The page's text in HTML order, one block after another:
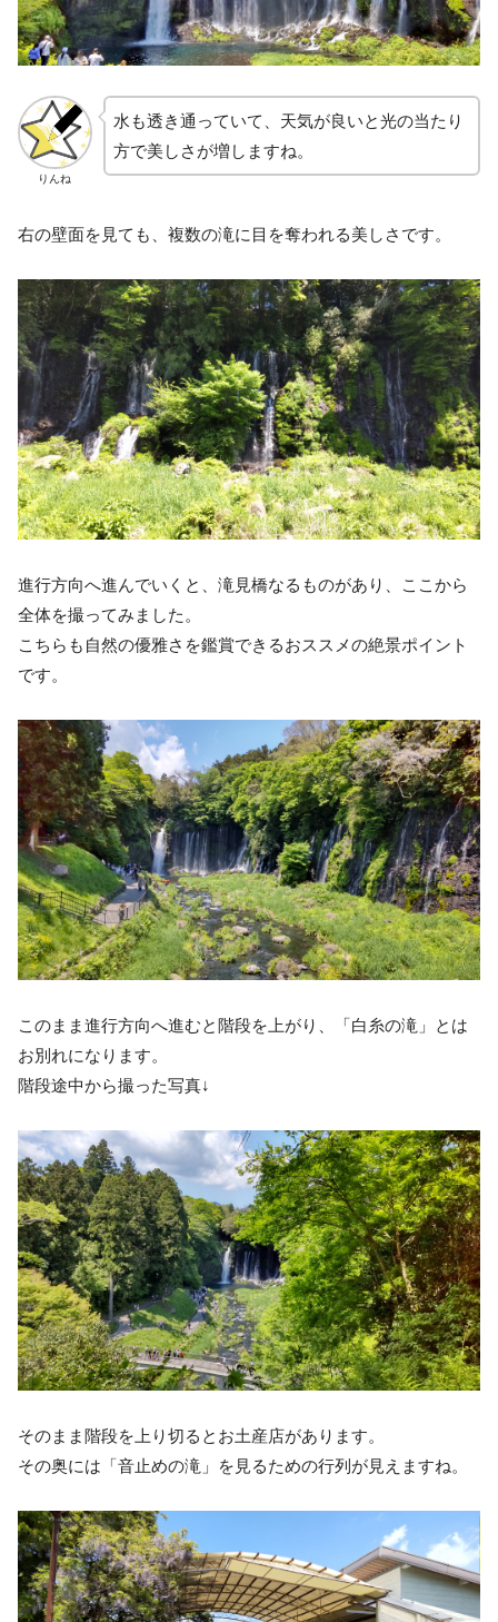
りんね
水も透き通っていて、天気が良いと光の当たり
方で美しさが増しますね。
右の壁面を見ても、複数の滝に目を奪われる美しさです。
進行方向へ進んでいくと、滝見橋なるものがあり、ここから
全体を撮ってみました。
こちらも自然の優雅さを鑑賞できるおススメの絶景ポイント
です。
このまま進行方向へ進むと階段を上がり、「白糸の滝」とは
お別れになります。
階段途中から撮った写真↓
そのまま階段を上り切るとお土産店があります。
その奥には「音止めの滝」を見るための行列が見えますね。